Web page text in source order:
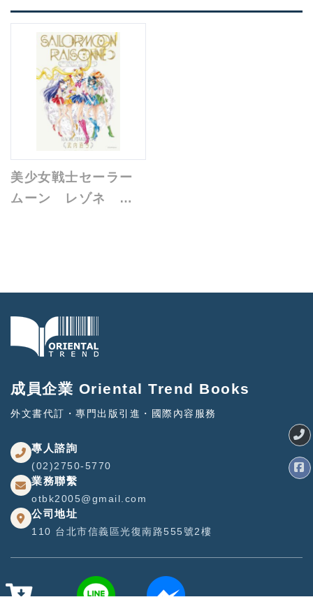
美少女戦士セーラー
ムーン レゾネ
成員企業 Oriental Trend Books
外文書代訂・專門出版引進・國際內容服務
專人諮詢
(02)2750-5770
業務聯繫
otbk2005@gmail.com
公司地址
110 台北市信義區光復南路555號2樓